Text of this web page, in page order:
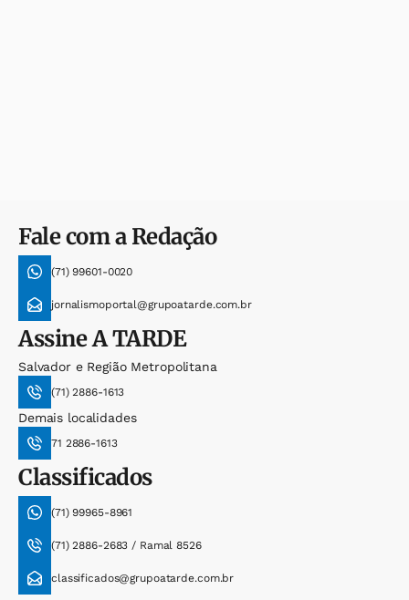
Fale com a Redação
(71) 99601-0020
jornalismoportal@grupoatarde.com.br
AssineA TARDE
Salvador e Região Metropolitana
(71) 2886-1613
Demais localidades
71 2886-1613
Classificados
(71) 99965-8961
(71) 2886-2683 / Ramal 8526
classificados@grupoatarde.com.br